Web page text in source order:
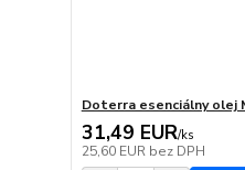
Doterra esenciálny olej
31,49 EUR/ks
25,60 EUR bez DPH